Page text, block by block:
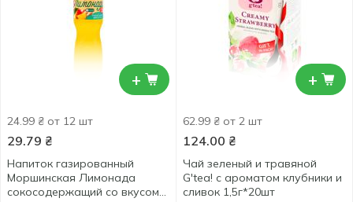
+
24.99 ₴ от 12 шт
29.79 ₴
Напиток газированный
Моршинская Лимонада
сокосодержащий со вкусом
+
62.99 ₴ от 2 шт
124.00 ₴
Чай зеленый и травяной
G'tea! с ароматом клубники и
сливок 1,5г*20шт